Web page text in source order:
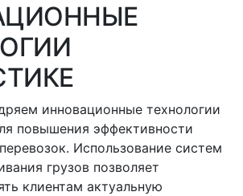
инновационные технологии
повышения эффективности
Использование систем
грузов позволяет
клиентам актуальную